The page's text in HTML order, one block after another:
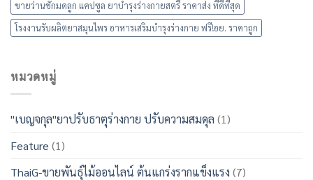
ขายว่านชักมดลูก แคปซูล ยาบำรุงร่างกายสตรี ราคาส่ง ที่ดีที่สุด
โรงงานรับผลิตยาสมุนไพร อาหารเสริมบำรุงร่างกาย ฟรี!อย. ราคาถูก
หมวดหมู่
"เบญจกุล"ยาปรับธาตุร่างกาย ปรับความสมดุล (1)
Feature (1)
ThaiG-ขายพันธุ์ไม้ออนไลน์ ต้นแกร่งรากแข็งแรง (7)